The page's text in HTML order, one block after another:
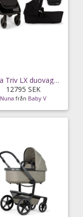
Nuna Triv LX duovagn, caviar
12795 SEK
Nuna från Baby V